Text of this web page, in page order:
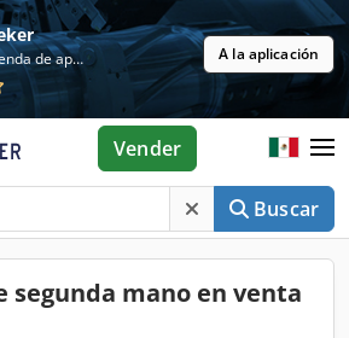
Gratis en la tienda de aplicaciones A la aplicación
Buscar
Vender
segunda mano en venta